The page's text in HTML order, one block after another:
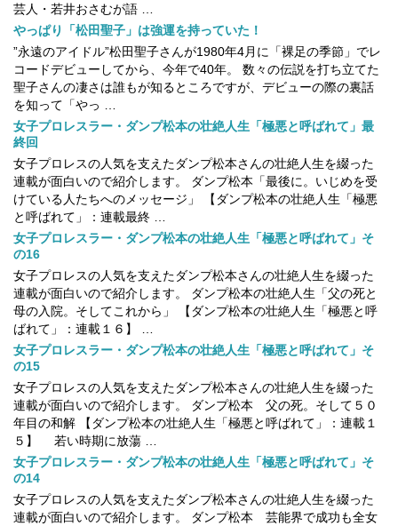
芸人・若井おさむが語 …
やっぱり「松田聖子」は強運を持っていた！
”永遠のアイドル”松田聖子さんが1980年4月に「裸足の季節」でレ
コードデビューしてから、今年で40年。 数々の伝説を打ち立てた
聖子さんの凄さは誰もが知るところですが、デビューの際の裏話
を知って「やっ …
女子プロレスラー・ダンプ松本の壮絶人生「極悪と呼ばれて」最
終回
女子プロレスの人気を支えたダンプ松本さんの壮絶人生を綴った
連載が面白いので紹介します。 ダンプ松本「最後に。いじめを受
けている人たちへのメッセージ」 【ダンプ松本の壮絶人生「極悪
と呼ばれて」：連載最終 …
女子プロレスラー・ダンプ松本の壮絶人生「極悪と呼ばれて」そ
の16
女子プロレスの人気を支えたダンプ松本さんの壮絶人生を綴った
連載が面白いので紹介します。 ダンプ松本の壮絶人生「父の死と
母の入院。そしてこれから」 【ダンプ松本の壮絶人生「極悪と呼
ばれて」：連載１６】 …
女子プロレスラー・ダンプ松本の壮絶人生「極悪と呼ばれて」そ
の15
女子プロレスの人気を支えたダンプ松本さんの壮絶人生を綴った
連載が面白いので紹介します。 ダンプ松本 父の死。そして５０
年目の和解 【ダンプ松本の壮絶人生「極悪と呼ばれて」：連載１
５】 若い時期に放蕩 …
女子プロレスラー・ダンプ松本の壮絶人生「極悪と呼ばれて」そ
の14
女子プロレスの人気を支えたダンプ松本さんの壮絶人生を綴った
連載が面白いので紹介します。 ダンプ松本 芸能界で成功も全女